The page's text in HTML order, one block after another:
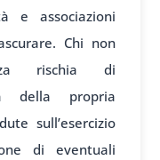
e associazioni
Chi non
rischia di
della propria
sull’esercizio
di eventuali